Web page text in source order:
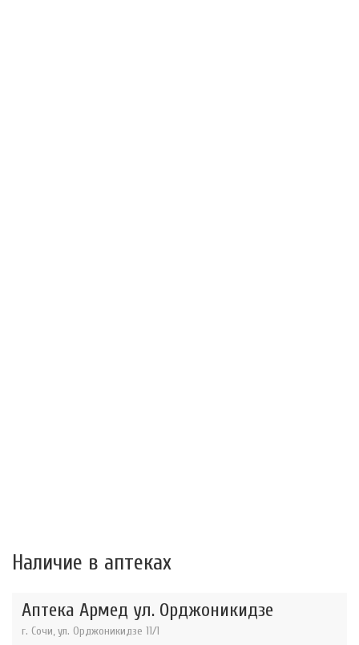
Наличие в аптеках
Аптека Армед ул. Орджоникидзе
г. Сочи, ул. Орджоникидзе 11/1